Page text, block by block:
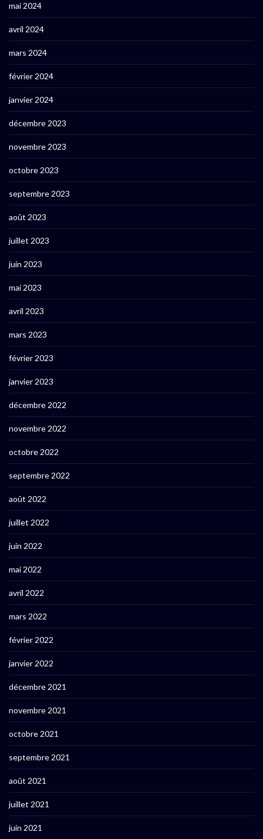
mai 2024
avril 2024
mars 2024
février 2024
janvier 2024
décembre 2023
novembre 2023
octobre 2023
septembre 2023
août 2023
juillet 2023
juin 2023
mai 2023
avril 2023
mars 2023
février 2023
janvier 2023
décembre 2022
novembre 2022
octobre 2022
septembre 2022
août 2022
juillet 2022
juin 2022
mai 2022
avril 2022
mars 2022
février 2022
janvier 2022
décembre 2021
novembre 2021
octobre 2021
septembre 2021
août 2021
juillet 2021
juin 2021